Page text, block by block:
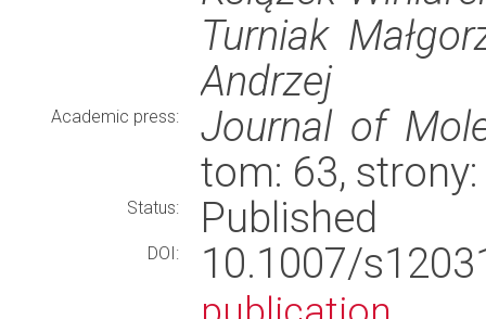
Turniak
Andrzej
Academic press:
Journal of
tom: 63,
Status: Published
DOI: 10.1007/